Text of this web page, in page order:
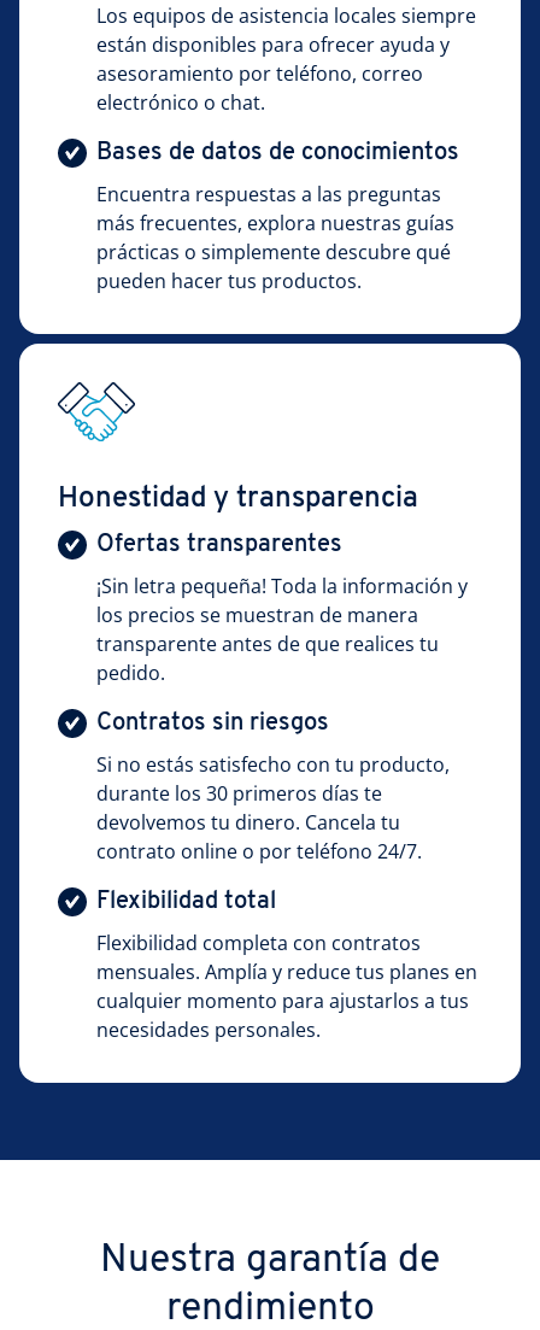
Los equipos de asistencia locales siempre
están disponibles para ofrecer ayuda y
asesoramiento por teléfono, correo
electrónico o chat.
Bases de datos de conocimientos
Encuentra respuestas a las preguntas
más frecuentes, explora nuestras guías
prácticas o simplemente descubre qué
pueden hacer tus productos.
Honestidad y transparencia
Ofertas transparentes
¡Sin letra pequeña! Toda la información y
los precios se muestran de manera
transparente antes de que realices tu
pedido.
Contratos sin riesgos
Si no estás satisfecho con tu producto,
durante los 30 primeros días te
devolvemos tu dinero. Cancela tu
contrato online o por teléfono 24/7.
Flexibilidad total
Flexibilidad completa con contratos
mensuales. Amplía y reduce tus planes en
cualquier momento para ajustarlos a tus
necesidades personales.
Nuestra garantía de
rendimiento